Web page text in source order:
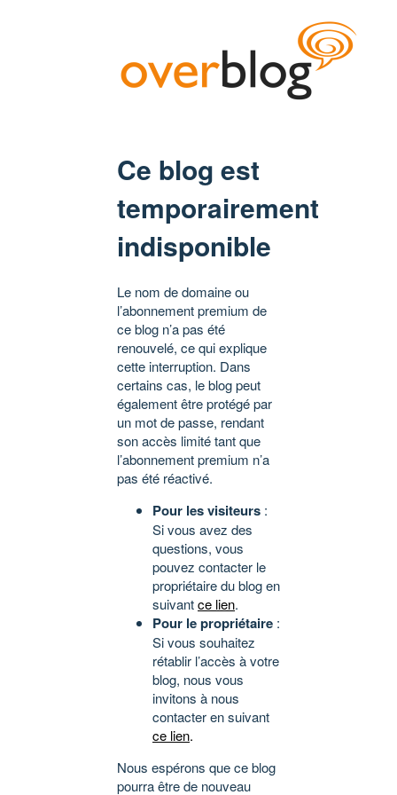
Ce blog est
temporairement
indisponible
Le nom de domaine ou
l’abonnement premium de
ce blog n’a pas été
renouvelé, ce qui explique
cette interruption. Dans
certains cas, le blog peut
également être protégé par
un mot de passe, rendant
son accès limité tant que
l’abonnement premium n’a
pas été réactivé.
Pour les visiteurs :
Si vous avez des
questions, vous
pouvez contacter le
propriétaire du blog en
suivantce lien.
Pour le propriétaire :
Si vous souhaitez
rétablir l’accès à votre
blog, nous vous
invitons à nous
contacter en suivant
ce lien.
Nous espérons que ce blog
pourra être de nouveau